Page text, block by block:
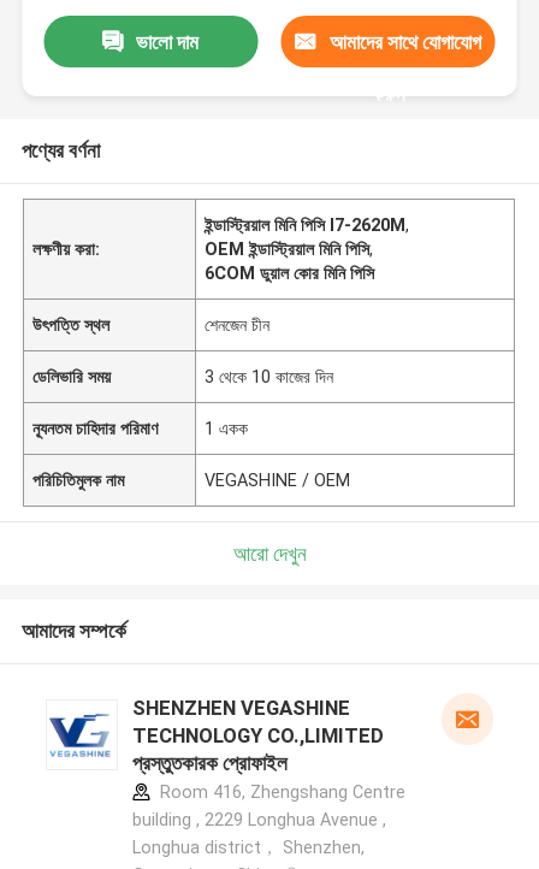
ভালো দাম আমাদের সাথে যোগাযোগ
করুন
পণ্যের বর্ণনা
লক্ষণীয় করা:
ইন্ডাস্ট্রিয়াল মিনি পিসি I7-2620M,
OEM ইন্ডাস্ট্রিয়াল মিনি পিসি,
6COM ডুয়াল কোর মিনি পিসি
উৎপত্তি স্থল শেনজেন চীন
ডেলিভারি সময় 3 থেকে 10 কাজের দিন
ন্যূনতম চাহিদার পরিমাণ 1 একক
পরিচিতিমুলক নাম VEGASHINE / OEM
আরো দেখুন
আমাদের সম্পর্কে
SHENZHEN VEGASHINE
TECHNOLOGY CO.,LIMITED
প্রস্তুতকারক প্রোফাইল
Room 416, Zhengshang Centre
building , 2229 Longhua Avenue ,
Longhua district， Shenzhen,